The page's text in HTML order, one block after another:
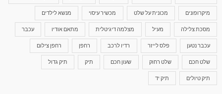
מיקרופונים מכונית על שלט מכשיר עיסוי מנשא לילדים
מסכת צלילה מעיל מצלמה דיגיטלית מתאם אודיו עכבר
עכבר נטען פלס לייזר רדיו לרכב רחפן רחפן צילום
שלט חכם שלט רחוק שעון חכם תיק תיק גדול
תיק טיולים תיק יד